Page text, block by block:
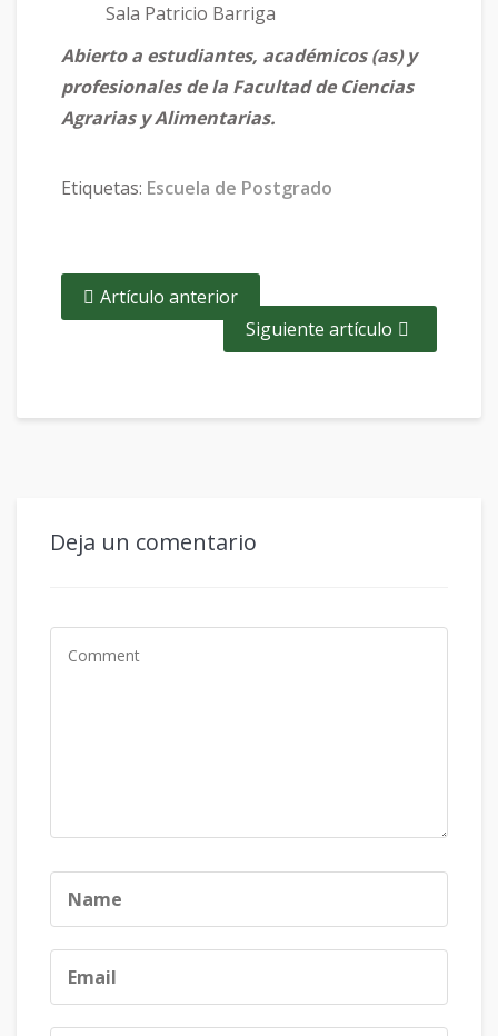
Sala Patricio Barriga
Abierto a estudiantes, académicos (as) y
profesionales de la Facultad de Ciencias
Agrarias y Alimentarias.
Etiquetas: Escuela de Postgrado
Artículo anterior
Siguiente artículo
Deja un comentario